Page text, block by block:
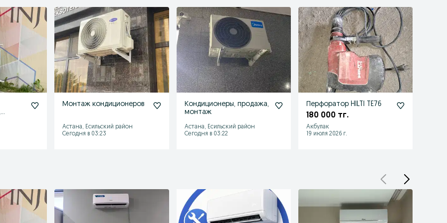
Монтаж кондиционеров
Астана, Есильский район
Сегодня в 03:23
Кондиционеры, продажа,
монтаж
Астана, Есильский район
Сегодня в 03:22
Перфоратор HILTI TE76
180 000 тг.
Акбулак
19 июля 2026 г.